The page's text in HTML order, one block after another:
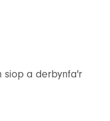
siop a derbynfa'r